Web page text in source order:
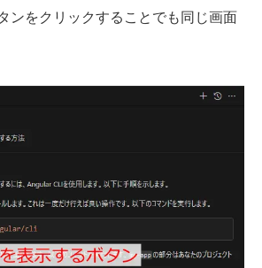
ンをクリックすることでも同じ画面